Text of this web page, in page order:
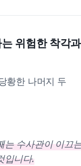
위험한 착각과
황한 나머지 두
는 수사관이 이끄
입니다.